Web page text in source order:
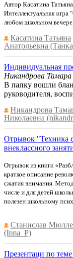
Автор Касатина
Интеллектуальная
любом школьном
Касатина Татьяна
Анатольевна
Индивидуальная
Никандрова Тамара
В папку вошли
руководителя,
Никандрова
Николаевна
Отрывок "Техника
внеклассного
Отрывок из книги
краткое описание
сжатия внимания.
числе и для детей
полезен школьному
Станислав
(Inna_P)
Презентаци по